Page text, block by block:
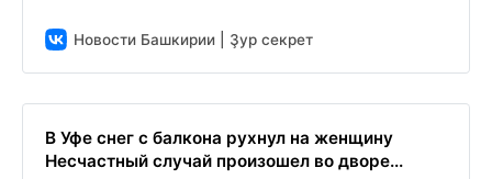
Новости Башкирии | Ҙур секрет
В Уфе снег с балкона рухнул на женщину
Несчастный случай произошел во дворе...